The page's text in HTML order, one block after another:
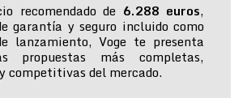
recomendado de 6.288 euros,
garantía y seguro incluido como
lanzamiento, Voge te presenta
propuestas más completas,
competitivas del mercado.